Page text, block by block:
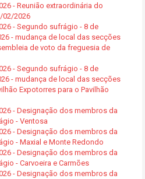
- Reunião extraordinária do
02/2026
- Segundo sufrágio - 8 de
- mudança de local das secções
de voto da freguesia de
- Segundo sufrágio - 8 de
- mudança de local das secções
Expotorres para o Pavilhão
- Designação dos membros da
- Ventosa
- Designação dos membros da
- Maxial e Monte Redondo
- Designação dos membros da
- Carvoeira e Carmões
- Designação dos membros da